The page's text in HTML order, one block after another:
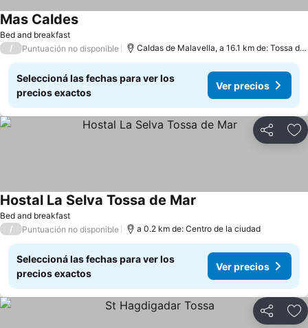
Bed and breakfast
Mas Caldes
/ Puntuación no disponible Caldas de Malavella, a 16.1 km de: Tossa de Mar
Seleccioná las fechas para ver los
precios exactos
Ver precios
Compartir
Bed and breakfast
Hostal La Selva Tossa de Mar
/ Puntuación no disponible a 0.2 km de: Centro de la ciudad
Seleccioná las fechas para ver los
precios exactos
Ver precios
Compartir